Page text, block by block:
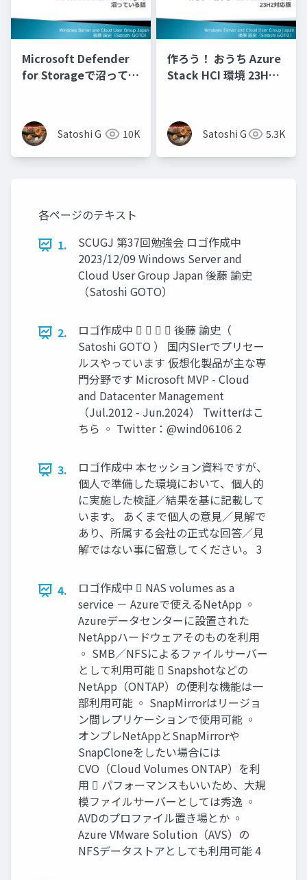
Microsoft Defender
for Storageで沼ってい
Satoshi G 10K
作ろう！ おうち Azure
Stack HCI 環境 23H2
Satoshi G 5.3K
各ページのテキスト
1.
SCUGJ 第37回勉強会 ロゴ作成中
2023/12/09 Windows Server and
Cloud User Group Japan 後藤 諭史
（Satoshi GOTO）
2.
ロゴ作成中     後藤 諭史（
Satoshi GOTO ） 国内SIerでプリセー
ルスやっています 仮想化製品が主な専
門分野です Microsoft MVP - Cloud
and Datacenter Management
（Jul.2012 - Jun.2024） Twitterはこ
ちら ◦ Twitter：@wind06106 2
3.
ロゴ作成中 本セッション資料ですが、
個人で準備した環境において、個人的
に実施した検証／結果を基に記載して
います。 あくまで個人の意見／見解で
あり、所属する会社の正式な回答／見
解ではない事に留意してください。 3
4.
ロゴ作成中  NAS volumes as a
service － Azureで使えるNetApp ◦
Azureデータセンターに設置された
NetAppハードウェアそのものを利用
◦ SMB／NFSによるファイルサーバー
として利用可能  Snapshotなどの
NetApp（ONTAP）の便利な機能は一
部利用可能 ◦ SnapMirrorはリージョ
ン間レプリケーションで使用可能 ◦
オンプレNetAppとSnapMirrorや
SnapCloneをしたい場合には
CVO（Cloud Volumes ONTAP）を利
用  パフォーマンスもいいため、大規
模ファイルサーバーとしては秀逸 ◦
AVDのプロファイル置き場とか ◦
Azure VMware Solution（AVS）の
NFSデータストアとしても利用可能 4